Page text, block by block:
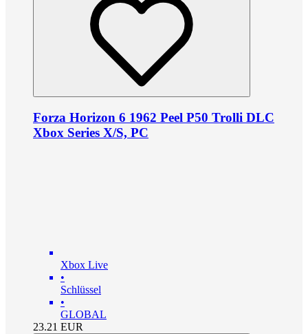
Forza Horizon 6 1962 Peel P50 Trolli DLC
Xbox Series X/S, PC
Xbox Live
•
Schlüssel
•
GLOBAL
23.21 EUR